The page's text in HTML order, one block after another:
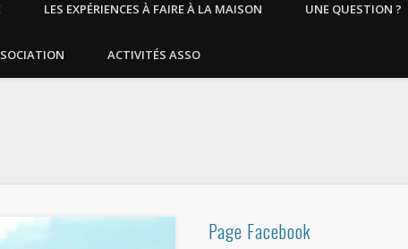
LES EXPÉRIENCES À FAIRE À LA MAISON UNE QUESTION ?
ACTIVITÉS ASSO
Page Facebook